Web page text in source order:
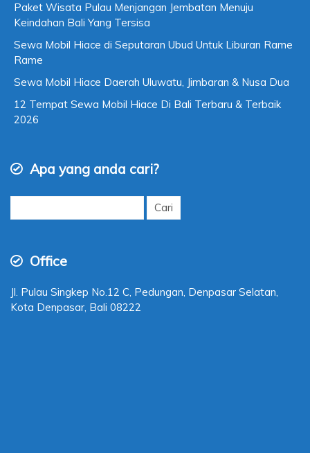
Paket Wisata Pulau Menjangan Jembatan Menuju
Keindahan Bali Yang Tersisa
Sewa Mobil Hiace di Seputaran Ubud Untuk Liburan Rame
Rame
Sewa Mobil Hiace Daerah Uluwatu, Jimbaran & Nusa Dua
12 Tempat Sewa Mobil Hiace Di Bali Terbaru & Terbaik
2026
Apa yang anda cari?
Cari
Office
Jl. Pulau Singkep No.12 C, Pedungan, Denpasar Selatan,
Kota Denpasar, Bali 08222